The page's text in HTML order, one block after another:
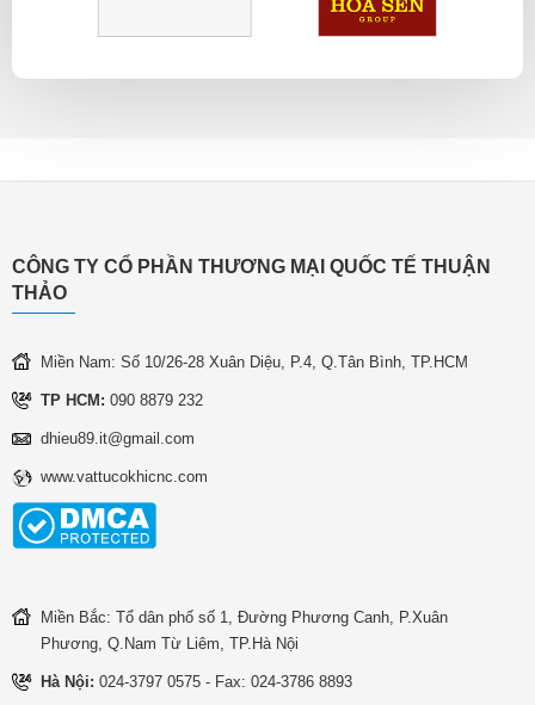
CÔNG TY CỔ PHẦN THƯƠNG MẠI QUỐC TẾ THUẬN
THẢO
Miền Nam: Số 10/26-28 Xuân Diệu, P.4, Q.Tân Bình, TP.HCM
TP HCM: 090 8879 232
dhieu89.it@gmail.com
www.vattucokhicnc.com
Miền Bắc: Tổ dân phố số 1, Đường Phương Canh, P.Xuân
Phương, Q.Nam Từ Liêm, TP.Hà Nội
Hà Nội: 024-3797 0575 - Fax: 024-3786 8893